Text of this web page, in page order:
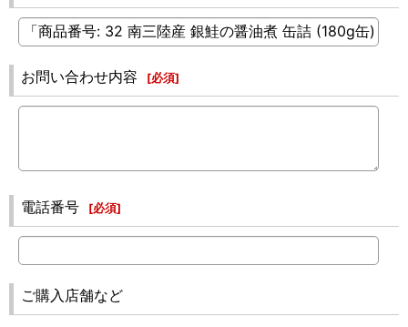
お問い合わせ内容 [必須]
電話番号 [必須]
ご購入店舗など